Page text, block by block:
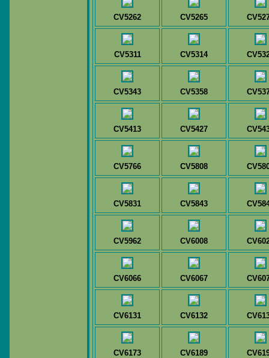
CV5262 CV5265
CV5311 CV5314
CV5343 CV5358
CV5413 CV5427
CV5766 CV5808
CV5831 CV5843
CV5962 CV6008
CV6066 CV6067
CV6131 CV6132
CV6173 CV6189